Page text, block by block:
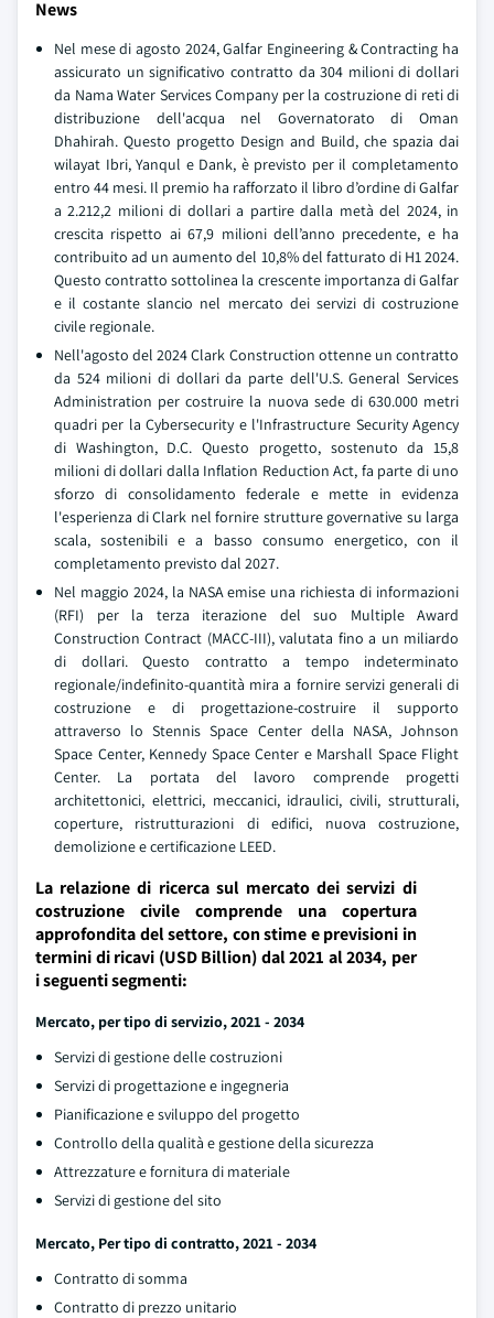
News
Nel mese di agosto 2024, Galfar Engineering & Contracting ha
assicurato un significativo contratto da 304 milioni di dollari
da Nama Water Services Company per la costruzione di reti di
distribuzione dell'acqua nel Governatorato di Oman
Dhahirah. Questo progetto Design and Build, che spazia dai
wilayat Ibri, Yanqul e Dank, è previsto per il completamento
entro 44 mesi. Il premio ha rafforzato il libro d’ordine di Galfar
a 2.212,2 milioni di dollari a partire dalla metà del 2024, in
crescita rispetto ai 67,9 milioni dell’anno precedente, e ha
contribuito ad un aumento del 10,8% del fatturato di H1 2024.
Questo contratto sottolinea la crescente importanza di Galfar
e il costante slancio nel mercato dei servizi di costruzione
civile regionale.
Nell'agosto del 2024 Clark Construction ottenne un contratto
da 524 milioni di dollari da parte dell'U.S. General Services
Administration per costruire la nuova sede di 630.000 metri
quadri per la Cybersecurity e l'Infrastructure Security Agency
di Washington, D.C. Questo progetto, sostenuto da 15,8
milioni di dollari dalla Inflation Reduction Act, fa parte di uno
sforzo di consolidamento federale e mette in evidenza
l'esperienza di Clark nel fornire strutture governative su larga
scala, sostenibili e a basso consumo energetico, con il
completamento previsto dal 2027.
Nel maggio 2024, la NASA emise una richiesta di informazioni
(RFI) per la terza iterazione del suo Multiple Award
Construction Contract (MACC-III), valutata fino a un miliardo
di dollari. Questo contratto a tempo indeterminato
regionale/indefinito-quantità mira a fornire servizi generali di
costruzione e di progettazione-costruire il supporto
attraverso lo Stennis Space Center della NASA, Johnson
Space Center, Kennedy Space Center e Marshall Space Flight
Center. La portata del lavoro comprende progetti
architettonici, elettrici, meccanici, idraulici, civili, strutturali,
coperture, ristrutturazioni di edifici, nuova costruzione,
demolizione e certificazione LEED.
La relazione di ricerca sul mercato dei servizi di
costruzione civile comprende una copertura
approfondita del settore, con stime e previsioni in
termini di ricavi (USD Billion) dal 2021 al 2034, per
i seguenti segmenti:
Mercato, per tipo di servizio, 2021 - 2034
Servizi di gestione delle costruzioni
Servizi di progettazione e ingegneria
Pianificazione e sviluppo del progetto
Controllo della qualità e gestione della sicurezza
Attrezzature e fornitura di materiale
Servizi di gestione del sito
Mercato, Per tipo di contratto, 2021 - 2034
Contratto di somma
Contratto di prezzo unitario